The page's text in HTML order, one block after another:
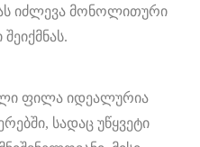
იძლევა მონოლითური
ფილა იდეალურია
სადაც უწყვეტი